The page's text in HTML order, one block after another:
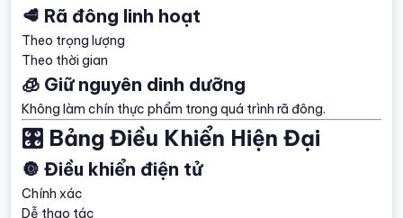
🥩 Rã đông linh hoạt
Theo trọng lượng
Theo thời gian
🧊 Giữ nguyên dinh dưỡng
Không làm chín thực phẩm trong quá trình rã đông.
🎛️ Bảng Điều Khiển Hiện Đại
🔘 Điều khiển điện tử
Chính xác
Dễ thao tác